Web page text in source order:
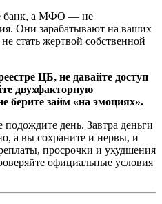
банк, а МФО — не
Они зарабатывают на ваших
стать жертвой собственной
ЦБ, не давайте доступ
двухфакторную
берите займ «на эмоциях».
день. Завтра деньги
а вы сохраните и нервы, и
просрочки и ухудшения
официальные условия